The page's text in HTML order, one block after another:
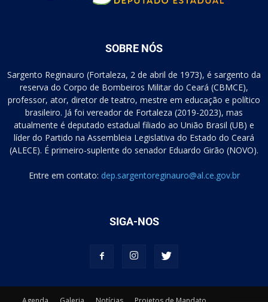
SOBRE NÓS
Sargento Reginauro (Fortaleza, 2 de abril de 1973), é sargento da
reserva do Corpo de Bombeiros Militar do Ceará (CBMCE),
professor, ator, diretor de teatro, mestre em educação e político
brasileiro. Já foi vereador de Fortaleza (2019-2023), mas
atualmente é deputado estadual filiado ao União Brasil (UB) e
líder do Partido na Assembleia Legislativa do Estado do Ceará
(ALECE). É primeiro-suplente do senador Eduardo Girão (NOVO).
Entre em contato: dep.sargentoreginauro@al.ce.gov.br
SIGA-NOS